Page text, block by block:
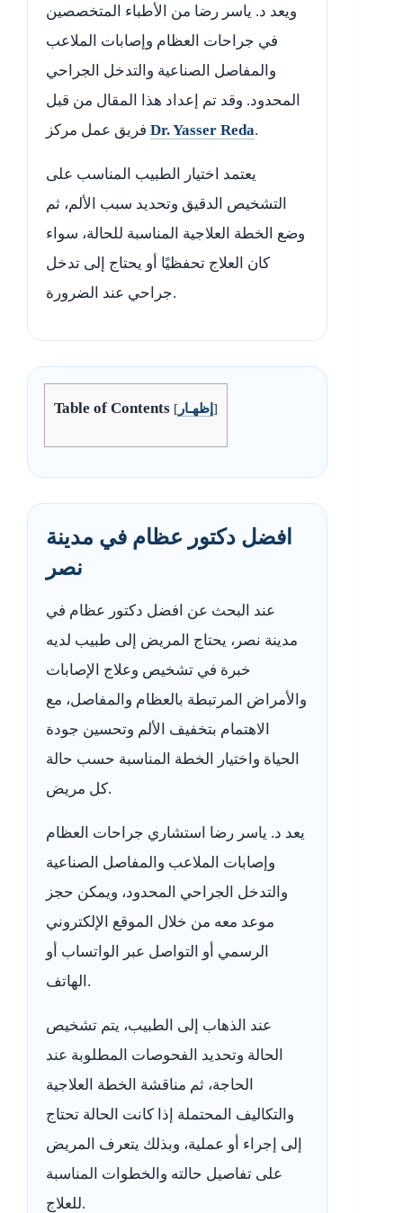
ويعد د. ياسر رضا من الأطباء المتخصصين
في جراحات العظام وإصابات الملاعب
والمفاصل الصناعية والتدخل الجراحي
المحدود. وقد تم إعداد هذا المقال من قبل
Dr. Yasser Reda.
يعتمد اختيار الطبيب المناسب على
التشخيص الدقيق وتحديد سبب الألم، ثم
وضع الخطة العلاجية المناسبة للحالة، سواء
كان العلاج تحفظيًا أو يحتاج إلى تدخل
جراحي عند الضرورة.
Table of Contents [ إظهـار ]
افضل دكتور عظام في مدينة
نصر
عند البحث عن افضل دكتور عظام في
مدينة نصر، يحتاج المريض إلى طبيب لديه
خبرة في تشخيص وعلاج الإصابات
والأمراض المرتبطة بالعظام والمفاصل، مع
الاهتمام بتخفيف الألم وتحسين جودة
الحياة واختيار الخطة المناسبة حسب حالة
كل مريض.
يعد د. ياسر رضا استشاري جراحات العظام
وإصابات الملاعب والمفاصل الصناعية
والتدخل الجراحي المحدود، ويمكن حجز
موعد معه من خلال الموقع الإلكتروني
الرسمي أو التواصل عبر الواتساب أو
الهاتف.
عند الذهاب إلى الطبيب، يتم تشخيص
الحالة وتحديد الفحوصات المطلوبة عند
الحاجة، ثم مناقشة الخطة العلاجية
والتكاليف المحتملة إذا كانت الحالة تحتاج
إلى إجراء أو عملية، وبذلك يتعرف المريض
على تفاصيل حالته والخطوات المناسبة
للعلاج.